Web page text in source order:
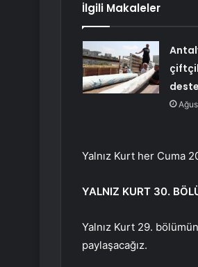
İlgili Makaleler
Yalnız Kurt her Cuma
YALNIZ KURT 30.
Yalnız Kurt 29.
paylaşacağız.